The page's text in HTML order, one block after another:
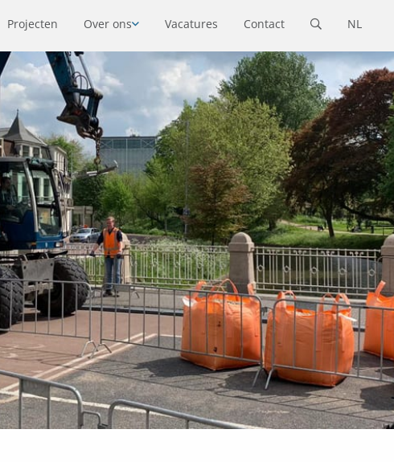
Projecten Over ons Vacatures Contact NL